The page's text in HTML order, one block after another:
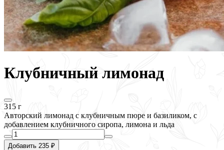
Клубничный лимонад
315 г
Авторский лимонад с клубничным пюре и базиликом, с
добавлением клубничного сиропа, лимона и льда
Добавить 235 ₽